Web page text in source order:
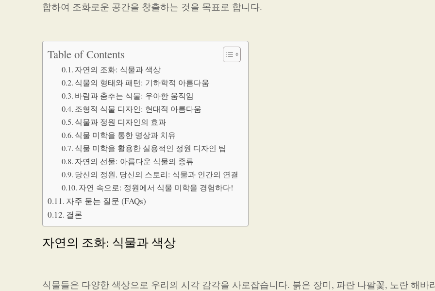
합하여 조화로운 공간을 창출하는 것을 목표로 합니다.
Table of Contents
자연의 조화: 식물과 색상
식물의 형태와 패턴: 기하학적 아름다움
바람과 춤추는 식물: 우아한 움직임
조형적 식물 디자인: 현대적 아름다움
식물과 정원 디자인의 효과
식물 미학을 통한 명상과 치유
식물 미학을 활용한 실용적인 정원 디자인 팁
자연의 선물: 아름다운 식물의 종류
당신의 정원, 당신의 스토리: 식물과 인간의 연결
자연 속으로: 정원에서 식물 미학을 경험하다!
자주 묻는 질문 (FAQs)
결론
자연의 조화: 식물과 색상
식물들은 다양한 색상으로 우리의 시각 감각을 사로잡습니다. 붉은 장미, 파란 나팔꽃, 노란 해바